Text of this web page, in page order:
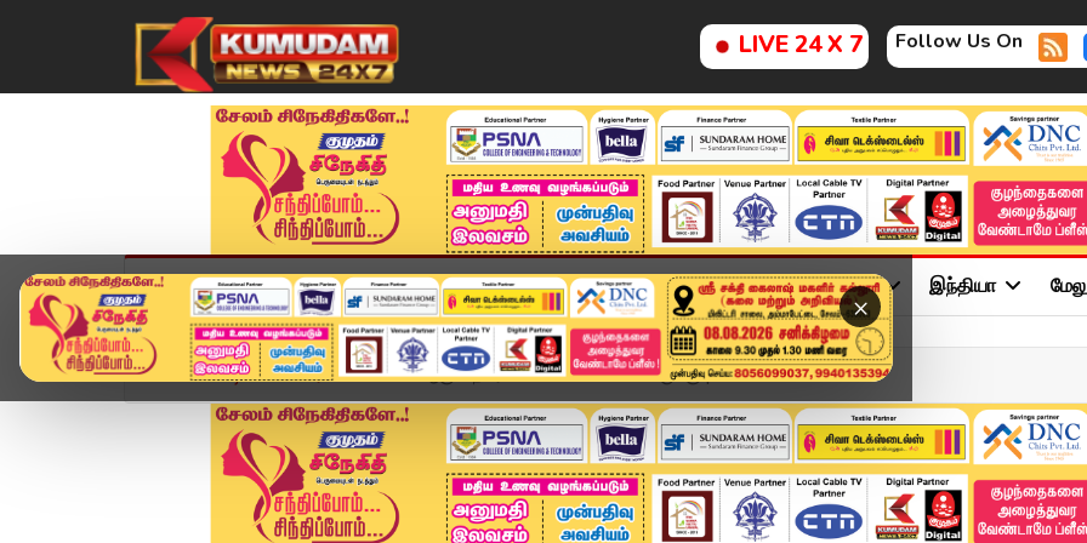
LIVE 24 X 7 Follow Us On
×
முகப்பு விளையாட்டு அண்மை தமிழ்நாடு சினிமா அரசியல் விளையாட்டு இந்தியா
Home வீடியோ ஸ்டோரி கோவை ஆஞ்சநேயர் கோயிலில் வெள்ளப்பெருக்கு | Kovai...